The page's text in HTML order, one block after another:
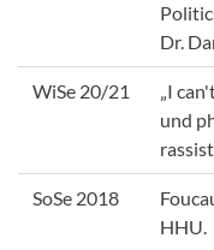
Dr.
WiSe 20/21
„I
und
SoSe 2018
HHU.